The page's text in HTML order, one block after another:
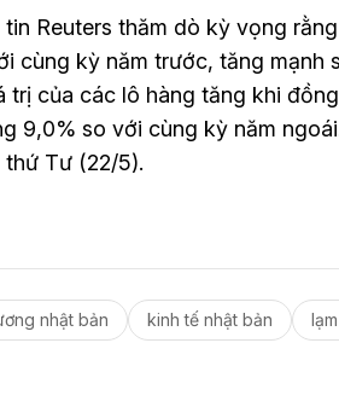
Reuters thăm dò kỳ vọng
cùng kỳ năm trước, tăng mạnh
trị của các lô hàng tăng khi
9,0% so với cùng kỳ năm
Tư (22/5).
nhật bản kinh tế nhật bản